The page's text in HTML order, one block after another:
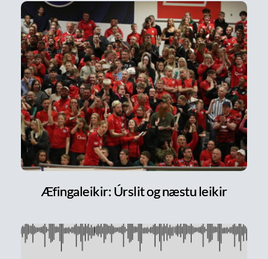
Æfingaleikir: Úrslit og næstu leikir